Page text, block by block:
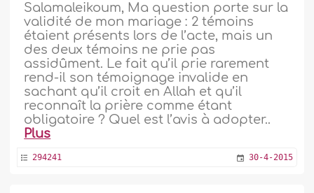
Salamaleikoum, Ma question porte sur la
validité de mon mariage : 2 témoins
étaient présents lors de l’acte, mais un
des deux témoins ne prie pas
assidûment. Le fait qu’il prie rarement
rend-il son témoignage invalide en
sachant qu’il croit en Allah et qu’il
reconnaît la prière comme étant
obligatoire ? Quel est l’avis à adopter..
Plus
294241 30-4-2015